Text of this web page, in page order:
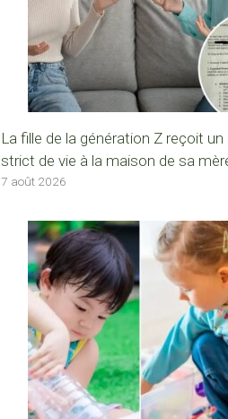
La fille de la génération Z reçoit
strict de vie à la maison de sa
7 août 2026